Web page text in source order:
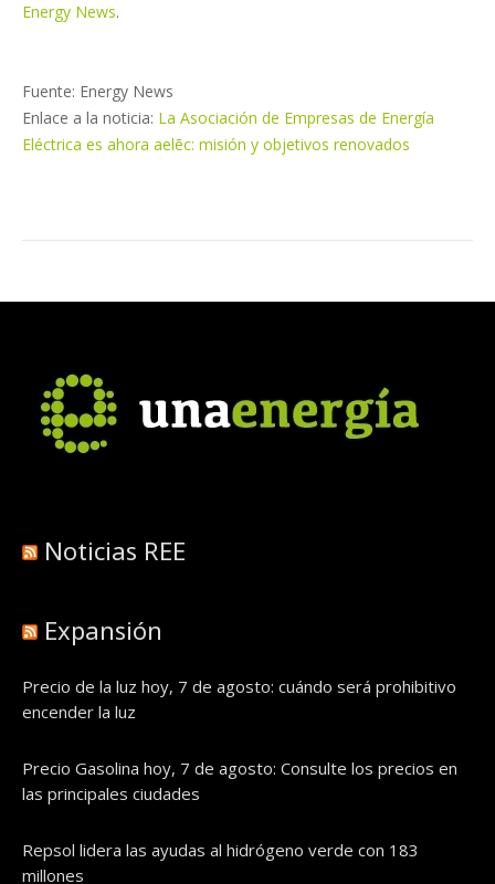
Energy News.
Fuente: Energy News
Enlace a la noticia: La Asociación de Empresas de Energía
Eléctrica es ahora aelēc: misión y objetivos renovados
Noticias REE
Expansión
Precio de la luz hoy, 7 de agosto: cuándo será prohibitivo
encender la luz
Precio Gasolina hoy, 7 de agosto: Consulte los precios en
las principales ciudades
Repsol lidera las ayudas al hidrógeno verde con 183
millones